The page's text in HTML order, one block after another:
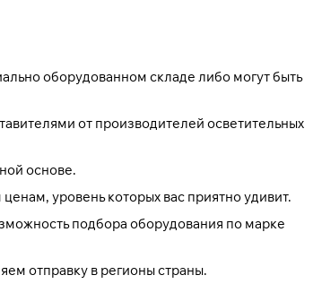
оборудованном складе либо могут быть
от производителей осветительных
основе.
уровень которых вас приятно удивит.
подбора оборудования по марке
отправку в регионы страны.